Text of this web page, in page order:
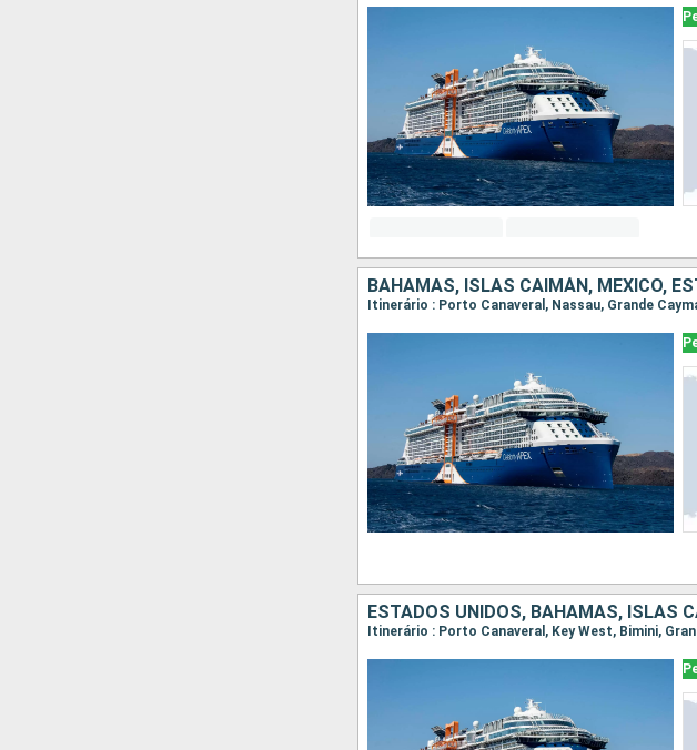
BAHAMAS, ISLAS CAIMÁN, MÉXICO,
Itinerário : Porto Canaveral, Nassau, Grande
ESTADOS UNIDOS, BAHAMAS, ISLAS
Itinerário : Porto Canaveral, Key West, Bimini,